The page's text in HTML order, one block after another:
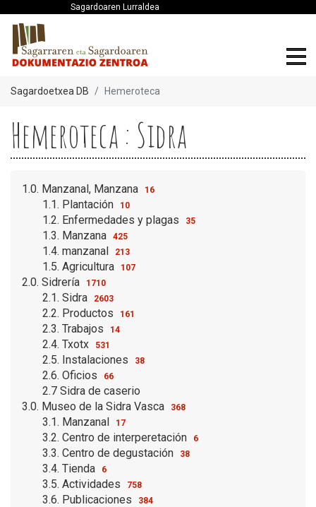
Sagardoaren Lurraldea
Sagardoetxea DB Hemeroteca
Hemeroteca : Sidra
1.0. Manzanal, Manzana 16
1.1. Plantación 10
1.2. Enfermedades y plagas 35
1.3. Manzana 425
1.4. manzanal 213
1.5. Agricultura 107
2.0. Sidrería 1710
2.1. Sidra 2603
2.2. Productos 161
2.3. Trabajos 14
2.4. Txotx 531
2.5. Instalaciones 38
2.6. Oficios 66
2.7 Sidra de caserio
3.0. Museo de la Sidra Vasca
368
3.1. Manzanal 17
3.2. Centro de interperetación 6
3.3. Centro de degustación 38
3.4. Tienda 6
3.5. Actividades 758
3.6. Publicaciones 384